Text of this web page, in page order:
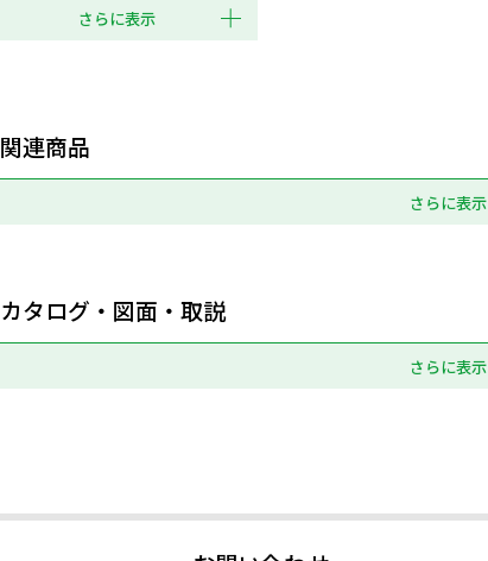
さらに表示
関連商品
さらに表示
カタログ・図面・取説
さらに表示